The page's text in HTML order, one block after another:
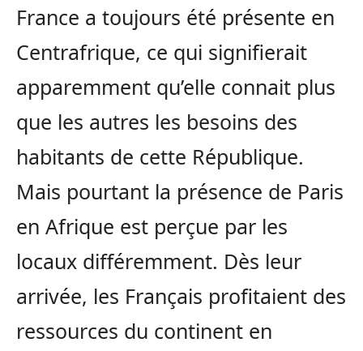
France a toujours été présente en
Centrafrique, ce qui signifierait
apparemment qu’elle connait plus
que les autres les besoins des
habitants de cette République.
Mais pourtant la présence de Paris
en Afrique est perçue par les
locaux différemment. Dès leur
arrivée, les Français profitaient des
ressources du continent en